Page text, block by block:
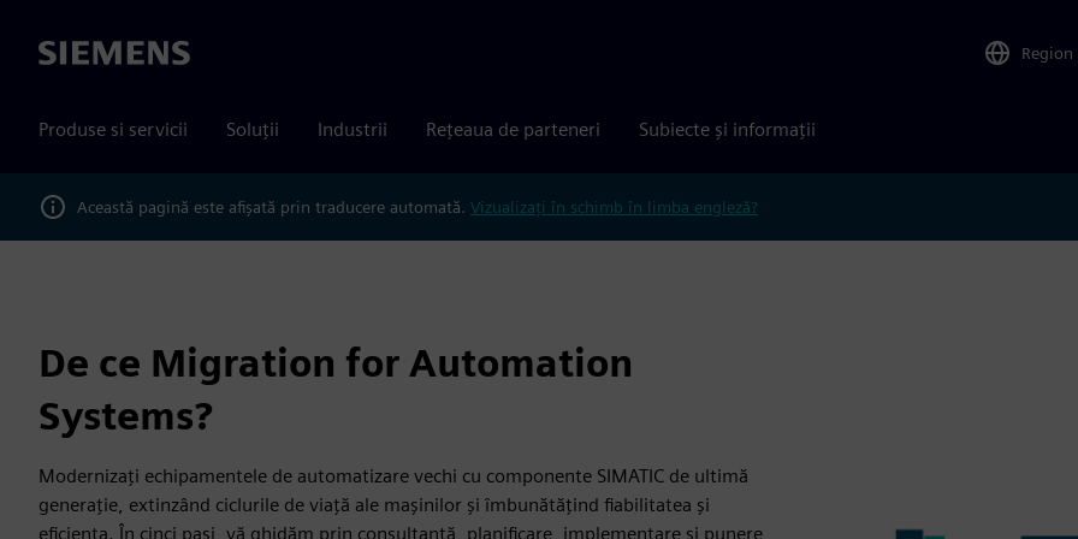
Siemens Region
Produse si servicii Soluții Industrii Rețeaua de parteneri Subiecte și informații
Această pagină este afișată prin traducere automată. Vizualizați în schimb în limba engleză?
De ce Migration for Automation
Systems?
Modernizați echipamentele de automatizare vechi cu componente SIMATIC de ultimă
generație, extinzând ciclurile de viață ale mașinilor și îmbunătățind fiabilitatea și
eficiența. În cinci pași, vă ghidăm prin consultanță, planificare, implementare și punere